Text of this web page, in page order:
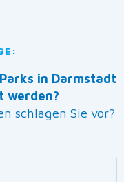
in Darmstadt
werden?
schlagen Sie vor?